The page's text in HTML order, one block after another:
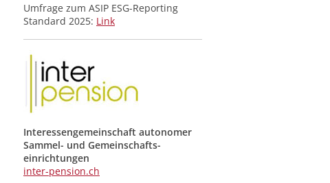
Umfrage zum ASIP ESG-Reporting
Standard 2025: Link
Interessengemeinschaft autonomer
Sammel- und Gemeinschafts­
einrichtungen
inter-pension.ch